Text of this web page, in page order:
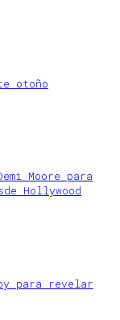
otoño
Moore para
Hollywood
para revelar